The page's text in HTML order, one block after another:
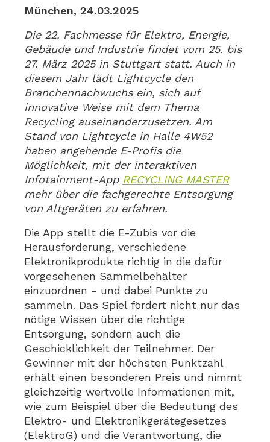
München, 24.03.2025
Die 22. Fachmesse für Elektro, Energie,
Gebäude und Industrie findet vom 25. bis
27. März 2025 in Stuttgart statt. Auch in
diesem Jahr lädt Lightcycle den
Branchennachwuchs ein, sich auf
innovative Weise mit dem Thema
Recycling auseinanderzusetzen. Am
Stand von Lightcycle in Halle 4W52
haben angehende E-Profis die
Möglichkeit, mit der interaktiven
Infotainment-App RECYCLING MASTER
mehr über die fachgerechte Entsorgung
von Altgeräten zu erfahren.
Die App stellt die E-Zubis vor die
Herausforderung, verschiedene
Elektronikprodukte richtig in die dafür
vorgesehenen Sammelbehälter
einzuordnen - und dabei Punkte zu
sammeln. Das Spiel fördert nicht nur das
nötige Wissen über die richtige
Entsorgung, sondern auch die
Geschicklichkeit der Teilnehmer. Der
Gewinner mit der höchsten Punktzahl
erhält einen besonderen Preis und nimmt
gleichzeitig wertvolle Informationen mit,
wie zum Beispiel über die Bedeutung des
Elektro- und Elektronikgerätegesetzes
(ElektroG) und die Verantwortung, die